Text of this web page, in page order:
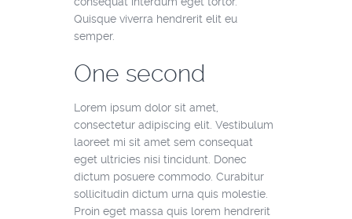
Quisque viverra hendrerit elit eu
semper.
One second
Lorem ipsum dolor sit amet,
consectetur adipiscing elit. Vestibulum
laoreet mi sit amet sem consequat
eget ultricies nisi tincidunt. Donec
dictum posuere commodo. Curabitur
sollicitudin dictum urna quis molestie.
Proin eget massa quis lorem hendrerit